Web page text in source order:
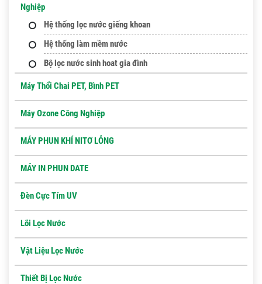
Nghiệp
Hệ thống lọc nước giếng khoan
Hệ thống làm mềm nước
Bộ lọc nước sinh hoat gia đình
Máy Thổi Chai PET, Bình PET
Máy Ozone Công Nghiệp
MÁY PHUN KHÍ NITƠ LỎNG
MÁY IN PHUN DATE
Đèn Cực Tím UV
Lõi Lọc Nước
Vật Liệu Lọc Nước
Thiết Bị Lọc Nước